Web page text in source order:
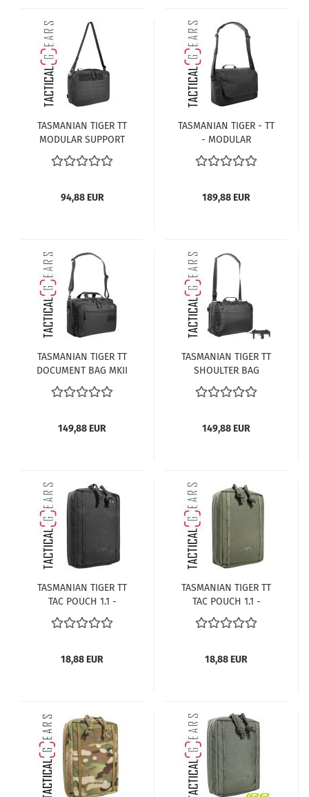
TASMANIAN TIGER TT
MODULAR SUPPORT
BAG SCHWARZ
94,88 EUR
TASMANIAN TIGER - TT
- MODULAR
EQUIPMENT CASE -
SCHWARZ
189,88 EUR
TASMANIAN TIGER TT
DOCUMENT BAG MKII
SCHWARZ
149,88 EUR
TASMANIAN TIGER TT
SHOULTER BAG
SCHWARZ
149,88 EUR
TASMANIAN TIGER TT
TAC POUCH 1.1 -
ZUBEHÖRTASCHE -
SCHWARZ
18,88 EUR
TASMANIAN TIGER TT
TAC POUCH 1.1 -
ZUBEHÖRTASCHE -
OLIV
18,88 EUR